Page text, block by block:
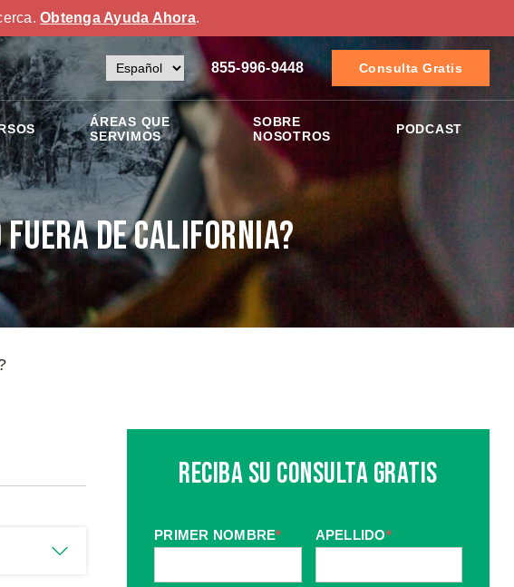
Obtenga Ayuda Ahora.
855-996-9448 Consulta Gratis
ÁREAS QUE
SERVIMOS
SOBRE
NOSOTROS
PODCAST
Fuera de California?
Reciba Su Consulta Gratis
PRIMER NOMBRE* APELLIDO*